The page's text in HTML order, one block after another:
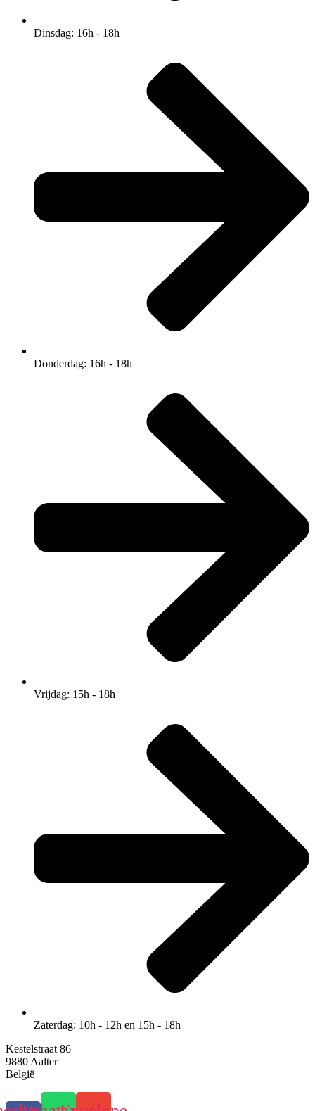
Dinsdag: 16h - 18h
Donderdag: 16h - 18h
Vrijdag: 15h - 18h
Zaterdag: 10h - 12h en 15h - 18h
Kestelstraat 86
9880 Aalter
België